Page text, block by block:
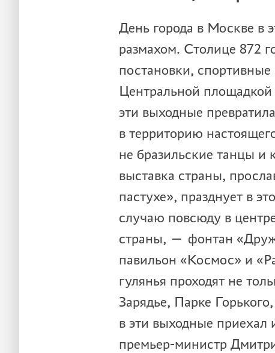
День города в Москве в
размахом. Столице 872
постановки, спортивные
Центральной площадкой
эти выходные
в территорию
не бразильские танцы
выставка страны,
пастухе», празднует в
случаю повсюду в
страны, — фонтан
павильон «Космос» и
гулянья проходят не
Зарядье, Парке
в эти выходные
премьер-министр